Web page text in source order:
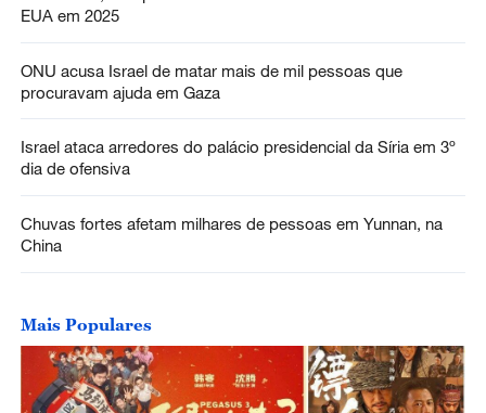
EUA em 2025
ONU acusa Israel de matar mais de mil pessoas que
procuravam ajuda em Gaza
Israel ataca arredores do palácio presidencial da Síria em 3º
dia de ofensiva
Chuvas fortes afetam milhares de pessoas em Yunnan, na
China
Mais Populares